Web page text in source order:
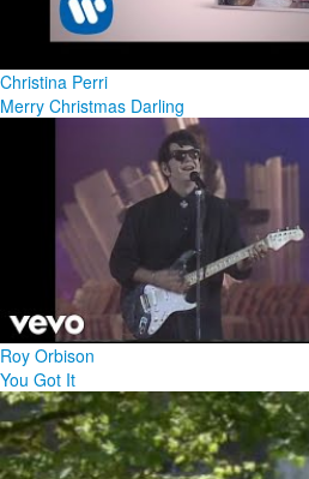
Christina Perri
Merry Christmas Darling
Roy Orbison
You Got It